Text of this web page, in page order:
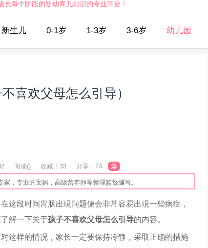
每个阶段的婴幼育儿知识的专业平台！
新生儿 0-1岁 1-3岁 3-6岁 幼儿园
喜欢父母怎么引导）
阅读() 收藏：33 分享：74 爆
，专业的宝妈，高级营养师等整理监督编写。
这段时间胃肠出現问题便会非常容易出現一些病症，
解一下关于孩子不喜欢父母怎么引导的内容。
这样的情况，家长一定要保持冷静，采取正确的措施